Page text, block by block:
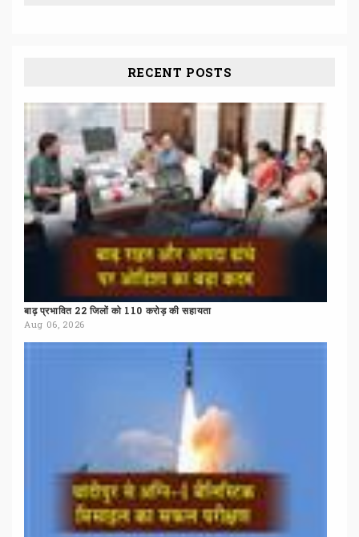
RECENT POSTS
बाढ़ प्रभावित 22 जिलों को 110 करोड़ की सहायता
Aug 06, 2026